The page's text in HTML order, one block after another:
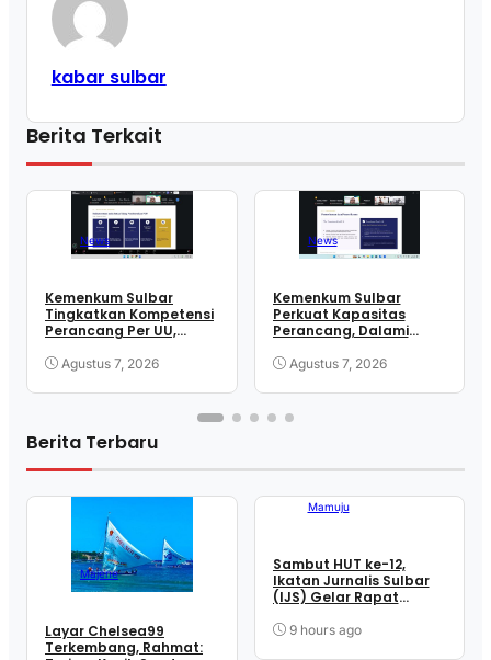
kabar sulbar
Berita Terkait
News
Kemenkum Sulbar
Tingkatkan Kompetensi
Perancang Per UU,
Berkualitas
Agustus 7, 2026
News
Kemenkum Sulbar
Perkuat Kapasitas
Perancang, Dalami
Pengundangan
Agustus 7, 2026
Berita Terbaru
Majene
Layar Chelsea99
Terkembang, Rahmat:
Mamuju
Sambut HUT ke-12,
Ikatan Jurnalis Sulbar
(IJS) Gelar Rapat
Panitia
9 hours ago